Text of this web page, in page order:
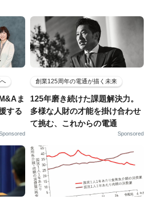
ま
する
創業125周年の電通が描く未来
125年磨き続けた課題解決力。
多様な人財の才能を掛け合わせ
て挑む、これからの電通
Sponsored